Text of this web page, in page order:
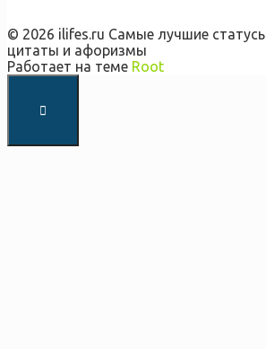
© 2026 ilifes.ru Самые лучшие
цитаты и афоризмы
Работает на теме Root